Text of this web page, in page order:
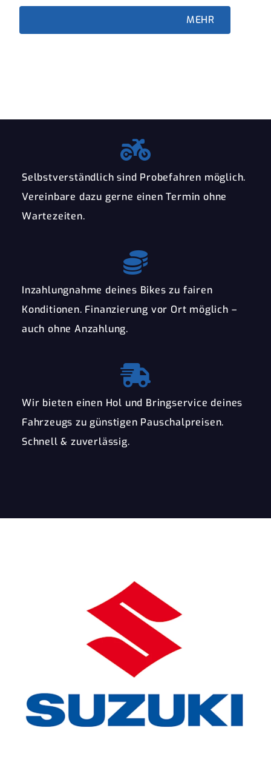
MEHR
Selbstverständlich sind Probefahren möglich.
Vereinbare dazu gerne einen Termin ohne
Wartezeiten.
Inzahlungnahme deines Bikes zu fairen
Konditionen. Finanzierung vor Ort möglich –
auch ohne Anzahlung.
Wir bieten einen Hol und Bringservice deines
Fahrzeugs zu günstigen Pauschalpreisen.
Schnell & zuverlässig.